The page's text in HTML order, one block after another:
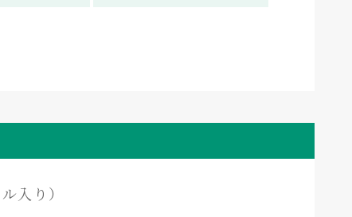
入り）